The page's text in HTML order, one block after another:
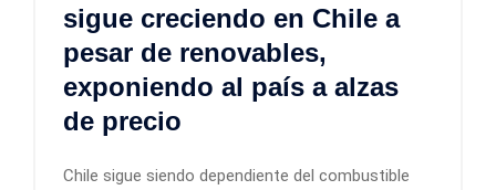
sigue creciendo en Chile a
pesar de renovables,
exponiendo al país a alzas
de precio
Chile sigue siendo dependiente del combustible